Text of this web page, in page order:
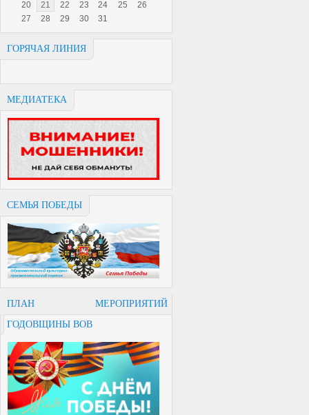
20
21 22 23 24 25
26
27
28 29 30 31
ГОРЯЧАЯ ЛИНИЯ
МЕДИАТЕКА
СЕМЬЯ ПОБЕДЫ
ПЛАН МЕРОПРИЯТИЙ
ГОДОВЩИНЫ ВОВ